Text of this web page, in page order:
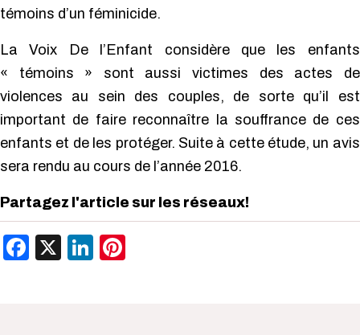
témoins d’un féminicide.
La Voix De l’Enfant considère que les enfants
« témoins » sont aussi victimes des actes de
violences au sein des couples, de sorte qu’il est
important de faire reconnaître la souffrance de ces
enfants et de les protéger. Suite à cette étude, un avis
sera rendu au cours de l’année 2016.
Partagez l'article sur les réseaux!
Facebook
X LinkedIn